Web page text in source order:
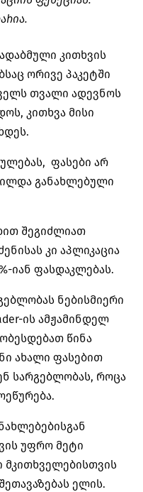
კითხვის
ორივე პაკეტში
თვალი ადევნოს
კითხვა მისი
ფასები არ
განახლებული
შეგიძლიათ
კი აპლიკაცია
იან ფასდაკლებას.
ნებისმიერი
ის ამჟამინდელ
წინა
ახალი ფასებით
სარგებლობას, როცა
უფრო მეტი
მკითხველებისთვის
ელის.